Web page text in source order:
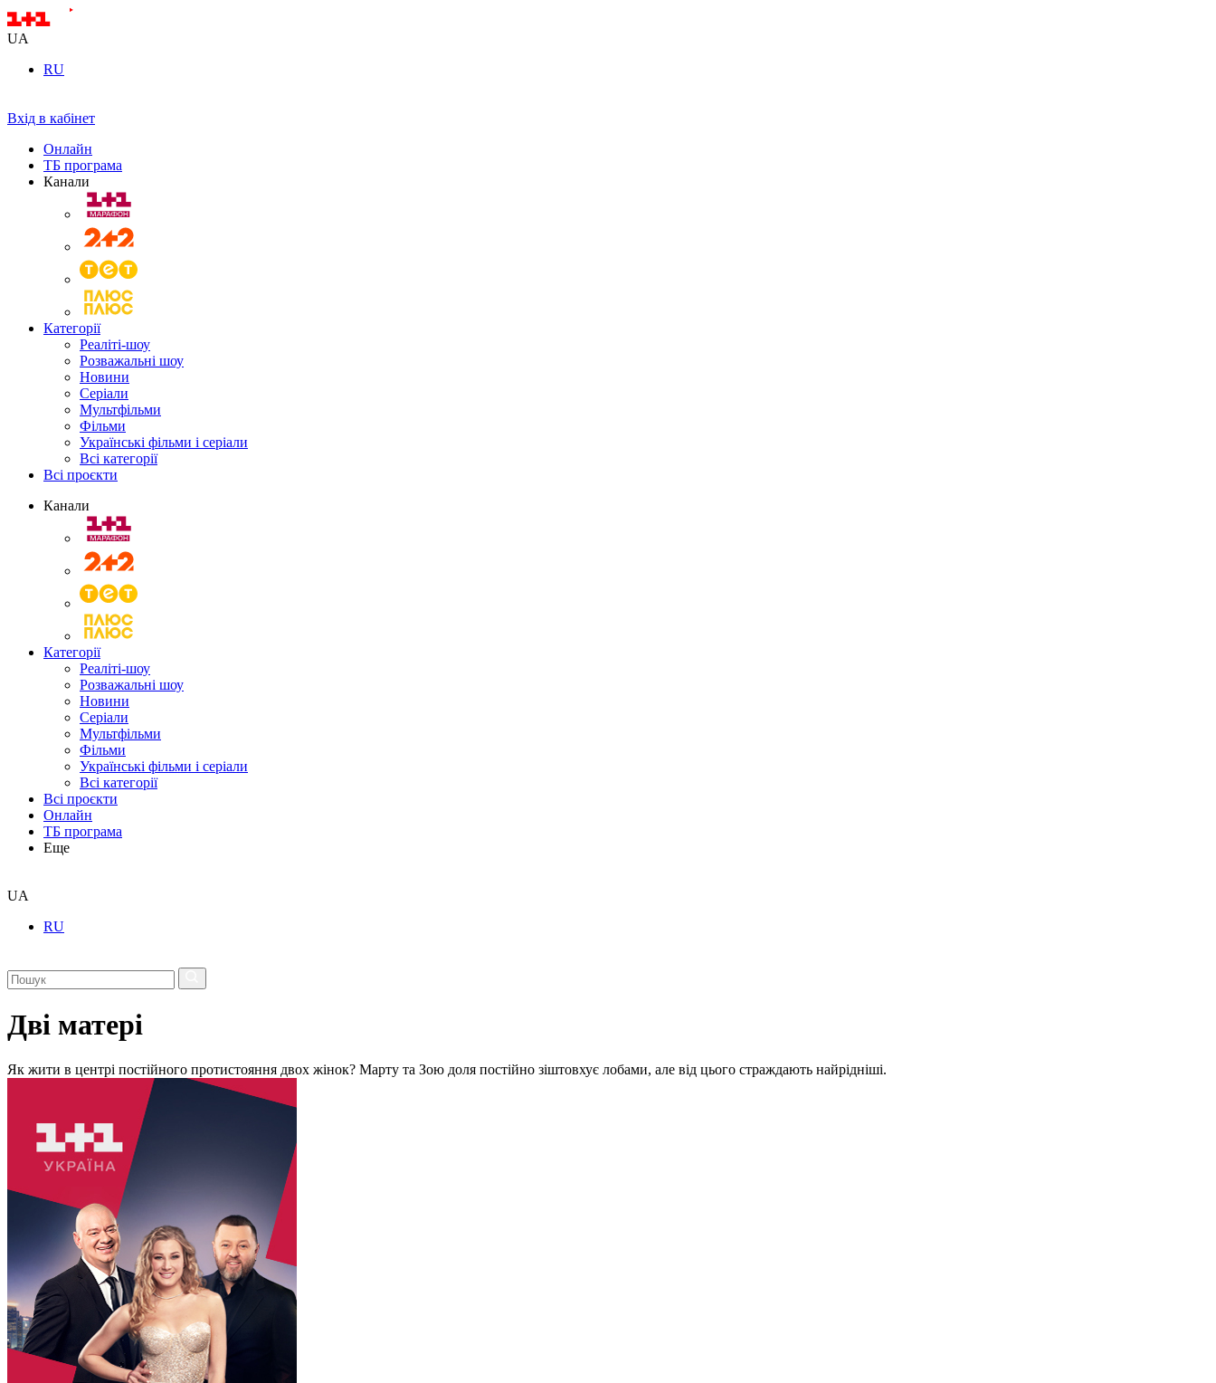
UA
RU
Вхід в кабінет
Онлайн
ТБ програма
Канали
Категорії
Реаліті-шоу
Розважальні шоу
Новини
Серіали
Мультфільми
Фільми
Українські фільми і серіали
Всі категорії
Всі проєкти
Канали
Категорії
Реаліті-шоу
Розважальні шоу
Новини
Серіали
Мультфільми
Фільми
Українські фільми і серіали
Всі категорії
Всі проєкти
Онлайн
ТБ програма
Еще
UA
RU
Дві матері
Як жити в центрі постійного протистояння двох жінок? Марту та Зою доля постійно зіштовхує лобами, але від цього страждають найрідніші.